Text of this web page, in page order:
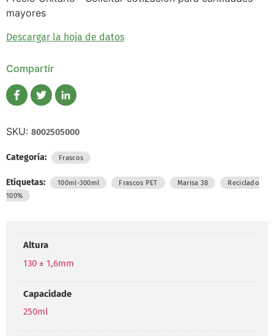
mayores
Descargar la hoja de datos
Compartir
SKU: 8002505000
Categoría: Frascos
Etiquetas: 100ml-300ml Frascos PET , Marisa 38
Reciclado
100%
Altura
130 ± 1,6mm
Capacidade
250ml